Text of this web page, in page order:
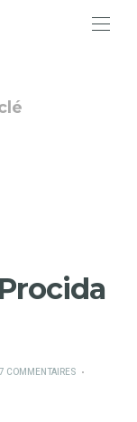
7 COMMENTAIRES